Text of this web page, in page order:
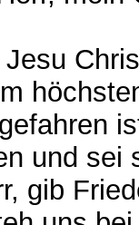
und
gib